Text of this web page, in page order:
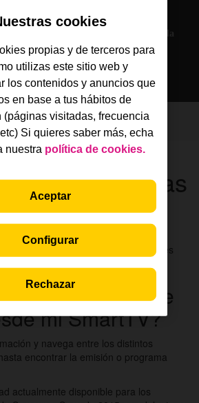
agentes te atienden por chat en la
Mi servicio Orange TV
días de Orange TV
siete días
TV
últimos siete días
tablet, PC y SmartTV compatibles
(excepto LG).
acceder a este
mi SmartTV?
y navega entre los distintos
encontrar la emisión o programa
actualmente disponible para los
cookies
propias y de terceros para
utilizas este sitio web y
los contenidos y anuncios que
en base a tus hábitos de
(páginas visitadas, frecuencia
Si quieres saber más, echa
nuestra política de cookies.
Configurar
Rechazar
Aceptar